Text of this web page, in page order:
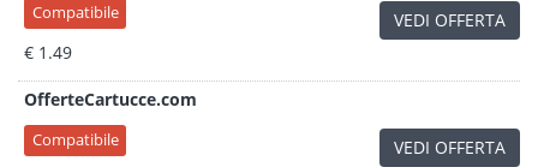
Compatibile
€ 1.49
VEDI OFFERTA
OfferteCartucce.com
Compatibile VEDI OFFERTA